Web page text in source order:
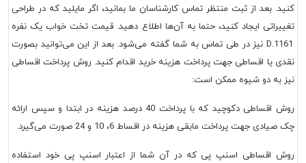
کنید. بعد از ثبت منتظر تماس کارشناسان ما بمانید، اگر مایلید که در طراحی
تغییراتی ایجاد کنید، حتما به آن‌ها اطلاع دهید. قیمت تخت خواب یک نفره
D.1161 نیز در طی تماس به شما گفته می‌شود. بعد از این می‌توانید بصورت
نقدی یا اقساطی جهت پرداخت هزینه خرید اقدام کنید. روش پرداخت اقساطی
نیز به دو شیوه ممکن است:
روش اقساطی دکوچید که با پرداخت 40 درصد هزینه در ابتدا و سپس ارائه
چک صیادی جهت پرداخت مابقی هزینه در اقساط 6، 10 و 24 صورت می‌گیرد.
روش اقساطی اسنپ پی که در آن شما از اعتبار اسنپ پی خود استفاده